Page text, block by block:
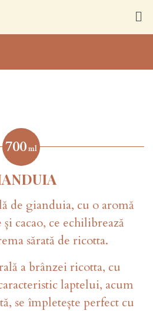
700ml
de gianduia, cu o aromă
cacao, ce echilibrează
sărată de ricotta.
a brânzei ricotta, cu
laptelui, acum
se împletește perfect cu